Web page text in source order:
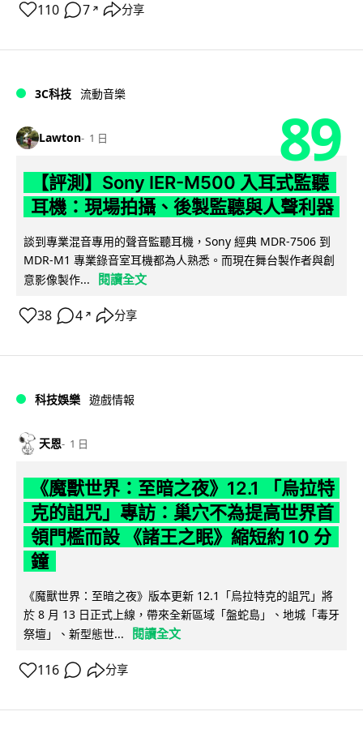
110 7 ↗ 分享
3C科技 流動音樂
Lawton 1 日 89
【評測】Sony IER-M500 入耳式監聽
耳機：現場拍攝、後製監聽與人聲利器
談到專業混音專用的聲音監聽耳機，Sony 經典 MDR-7506 到
MDR-M1 專業錄音室耳機都為人熟悉。而現在舞台製作者與創
意影像製作...
閱讀全文
38 4 ↗ 分享
科技娛樂 遊戲情報
天恩 1 日
《魔獸世界：至暗之夜》12.1 「烏拉特
克的詛咒」專訪：巢穴不為提高世界首
領門檻而設 《諸王之眠》縮短約 10 分
鐘
《魔獸世界：至暗之夜》版本更新 12.1「烏拉特克的詛咒」將
於 8 月 13 日正式上線，帶來全新區域「盤蛇島」、地城「毒牙
祭壇」、新型態世...
閱讀全文
116 分享